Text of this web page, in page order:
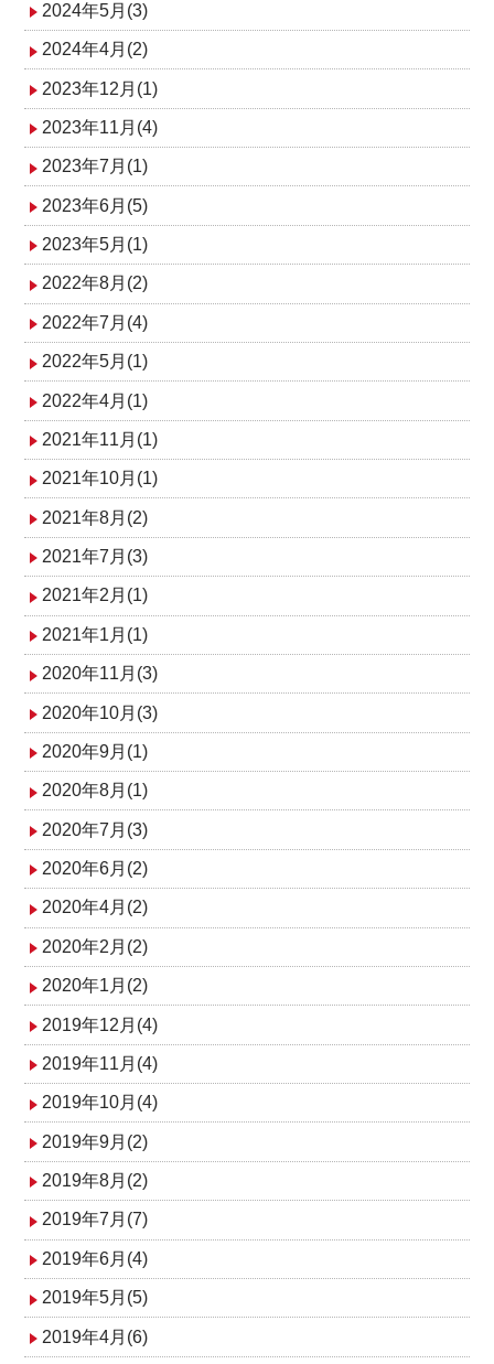
2024年5月(3)
2024年4月(2)
2023年12月(1)
2023年11月(4)
2023年7月(1)
2023年6月(5)
2023年5月(1)
2022年8月(2)
2022年7月(4)
2022年5月(1)
2022年4月(1)
2021年11月(1)
2021年10月(1)
2021年8月(2)
2021年7月(3)
2021年2月(1)
2021年1月(1)
2020年11月(3)
2020年10月(3)
2020年9月(1)
2020年8月(1)
2020年7月(3)
2020年6月(2)
2020年4月(2)
2020年2月(2)
2020年1月(2)
2019年12月(4)
2019年11月(4)
2019年10月(4)
2019年9月(2)
2019年8月(2)
2019年7月(7)
2019年6月(4)
2019年5月(5)
2019年4月(6)